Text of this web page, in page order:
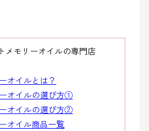
メモリーオイルの専門店
オイルとは？
オイルの選び方①
オイルの選び方②
オイル商品一覧